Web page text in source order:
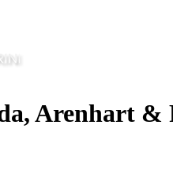
Arenhart